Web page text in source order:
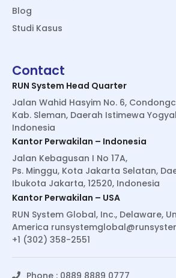
Blog
Studi Kasus
Contact
RUN System Head Quarter
Jalan Wahid Hasyim No. 6,
Kab. Sleman, Daerah Istimewa
Indonesia
Kantor Perwakilan – Indonesia
Jalan Kebagusan I No 17A,
Ps. Minggu, Kota Jakarta Selatan,
Ibukota Jakarta, 12520, Indonesia
Kantor Perwakilan – USA
RUN System Global, Inc., Delaware,
America
+1 (302) 358-2551
Phone : 0889 8889 0777